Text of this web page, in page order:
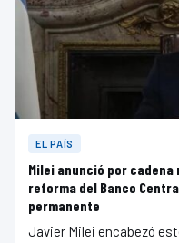
EL PAÍS
Milei anunció por
reforma del Banco
permanente
Javier Milei encabezó